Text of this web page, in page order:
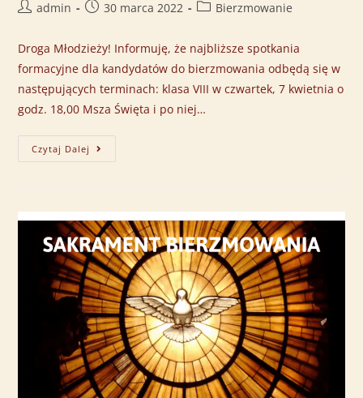
admin 30 marca 2022 Bierzmowanie
Droga Młodzieży! Informuję, że najbliższe spotkania
formacyjne dla kandydatów do bierzmowania odbędą się w
następujących terminach: klasa VIII w czwartek, 7 kwietnia o
godz. 18,00 Msza Święta i po niej…
Czytaj Dalej